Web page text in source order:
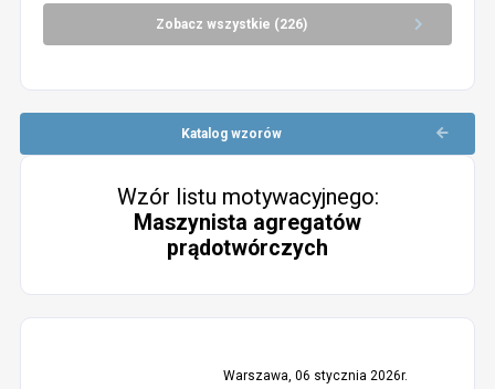
Zobacz wszystkie (226)
Katalog wzorów
Wzór listu motywacyjnego:
Maszynista agregatów
prądotwórczych
Warszawa, 06 stycznia 2026r.